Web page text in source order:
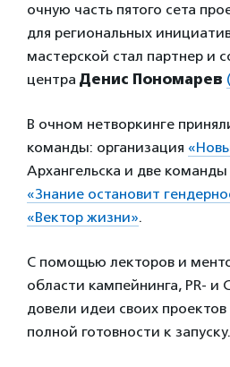
очную часть пятого сета
для региональных
мастерской стал партнер и
центра Денис Пономарев
В очном нетворкинге
команды: организация
Архангельска и две
«Знание остановит
«Вектор жизни».
С помощью лекторов и
области кампейнинга, PR-
довели идеи своих проектов
полной готовности к запуску.